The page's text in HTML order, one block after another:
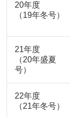
20年度
（19年冬号）
21年度
（20年盛夏
号）
22年度
（21年冬号）